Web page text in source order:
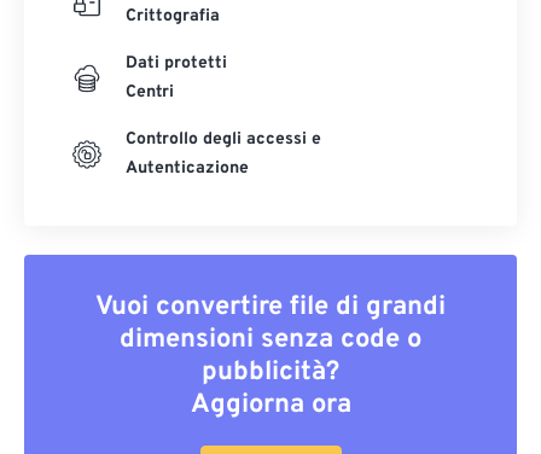
Crittografia
Dati protetti
Centri
Controllo degli accessi e
Autenticazione
Vuoi convertire file di grandi
dimensioni senza code o
pubblicità?
Aggiorna ora